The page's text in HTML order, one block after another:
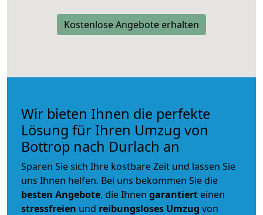
Kostenlose Angebote erhalten
Wir bieten Ihnen die perfekte
Lösung für Ihren Umzug von
Bottrop nach Durlach an
Sparen Sie sich Ihre kostbare Zeit und lassen Sie
uns Ihnen helfen. Bei uns bekommen Sie die
besten Angebote, die Ihnen garantiert einen
stressfreien und reibungsloses Umzug von